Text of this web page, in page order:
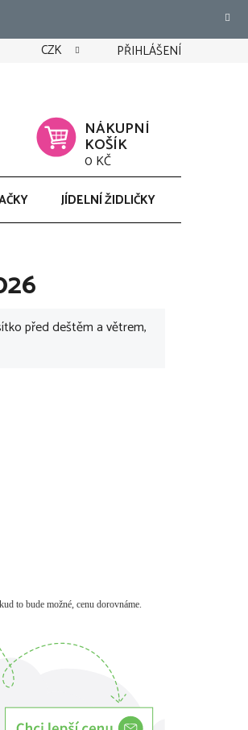
CZK PŘIHLÁŠENÍ
NÁKUPNÍ
KOŠÍK
0 KČ
JÍDELNÍ ŽIDLIČKY
před deštěm a větrem,